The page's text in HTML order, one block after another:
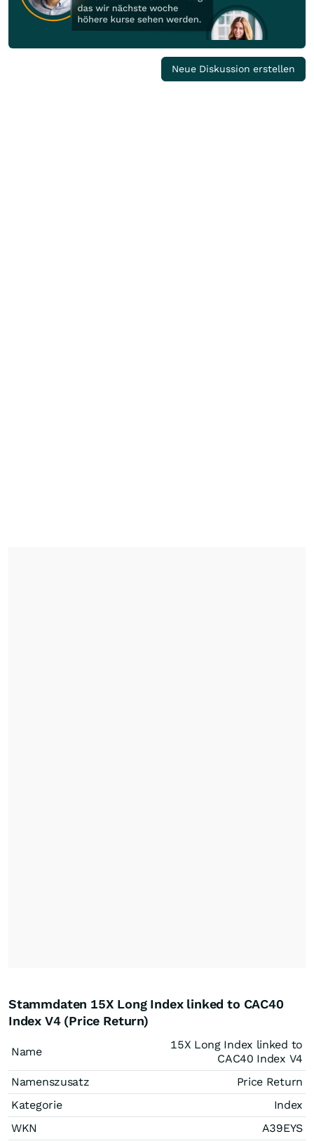
Neue Diskussion erstellen
Stammdaten 15X Long Index linked to CAC40
Index V4 (Price Return)
Name
15X Long Index linked to
CAC40 Index V4
Namenszusatz
Price Return
Kategorie
Index
WKN
A39EYS